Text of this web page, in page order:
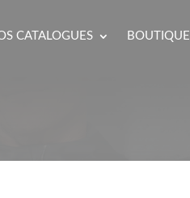
CATALOGUES BOUTIQUE